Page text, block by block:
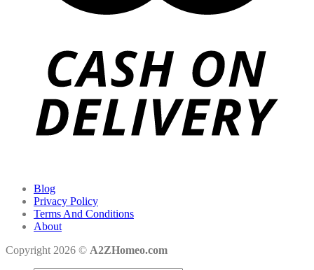
Blog
Privacy Policy
Terms And Conditions
About
Copyright 2026 © A2ZHomeo.com